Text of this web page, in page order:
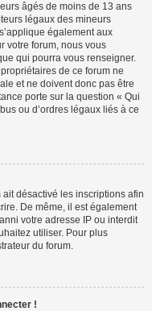
âgés de moins de 13 ans
légaux des mineurs
également aux
votre forum, nous vous
qui pourra vous renseigner.
de ce forum ne
et ne doivent donc pas être
porte sur la question « Qui
ou d’ordres légaux liés à ce
ait désactivé les inscriptions afin
De même, il est également
votre adresse IP ou interdit
utiliser. Pour plus
du forum.
!